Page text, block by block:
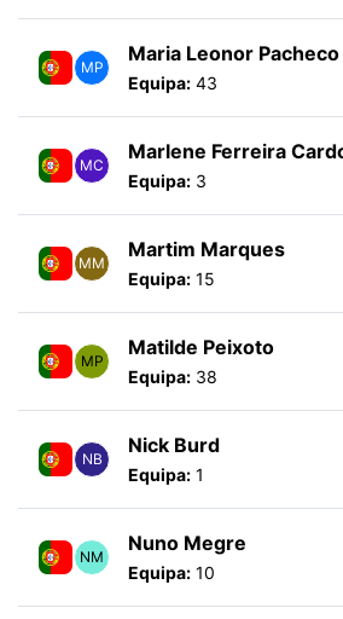
MP
Maria Leonor Pacheco
Equipa: 43
MC
Marlene Ferreira
Equipa: 3
MM
Martim Marques
Equipa: 15
MP
Matilde Peixoto
Equipa: 38
NB
Nick Burd
Equipa: 1
NM
Nuno Megre
Equipa: 10